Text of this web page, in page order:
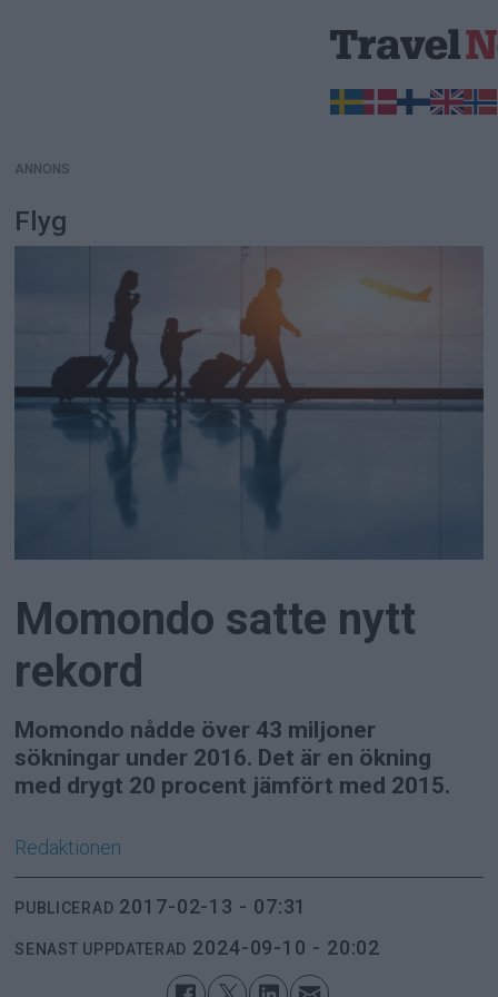
ANNONS
Flyg
Momondo satte nytt
rekord
Momondo nådde över 43 miljoner
sökningar under 2016. Det är en ökning
med drygt 20 procent jämfört med 2015.
Redaktionen
PUBLICERAD 2017-02-13 - 07:31
SENAST UPPDATERAD 2024-09-10 - 20:02